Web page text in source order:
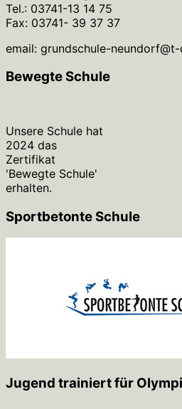
Tel.: 03741-13 14 75
Fax: 03741- 39 37 37
email: grundschule-
Bewegte Schule
Unsere Schule hat
2024 das
Zertifikat
'Bewegte Schule'
erhalten.
Sportbetonte Schule
Jugend trainiert für